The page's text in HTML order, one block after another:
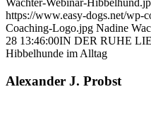
Wachter-Webinar-
https://www.easy-dogs.net/wp-
Coaching-Logo.jpg Nadine
28 13:46:00IN DER RUHE
Hibbelhunde im Alltag
Alexander J. Probst